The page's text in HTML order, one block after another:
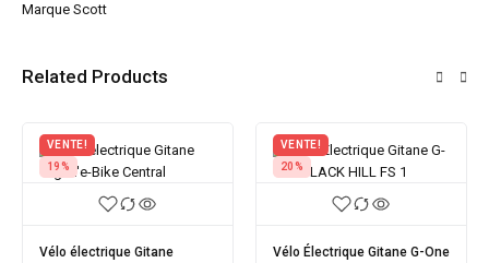
Marque Scott
Related Products
VENTE!
20%
Vélo Électrique Gitane G-One
VENTE!
23%
Vélo électrique Gitane e-